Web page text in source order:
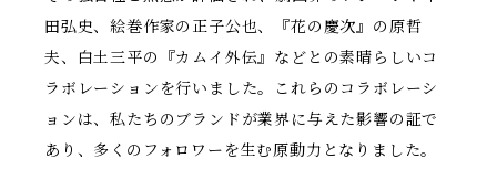
田弘史、絵巻作家の正子公也、『花の慶次』の原哲
夫、白土三平の『カムイ外伝』などとの素晴らしいコ
ラボレーションを行いました。これらのコラボレーシ
ョンは、私たちのブランドが業界に与えた影響の証で
あり、多くのフォロワーを生む原動力となりました。